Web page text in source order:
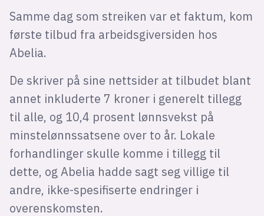
Samme dag som streiken var et faktum, kom
første tilbud fra arbeidsgiversiden hos
Abelia.
De skriver på sine nettsider at tilbudet blant
annet inkluderte 7 kroner i generelt tillegg
til alle, og 10,4 prosent lønnsvekst på
minstelønnssatsene over to år. Lokale
forhandlinger skulle komme i tillegg til
dette, og Abelia hadde sagt seg villige til
andre, ikke-spesifiserte endringer i
overenskomsten.